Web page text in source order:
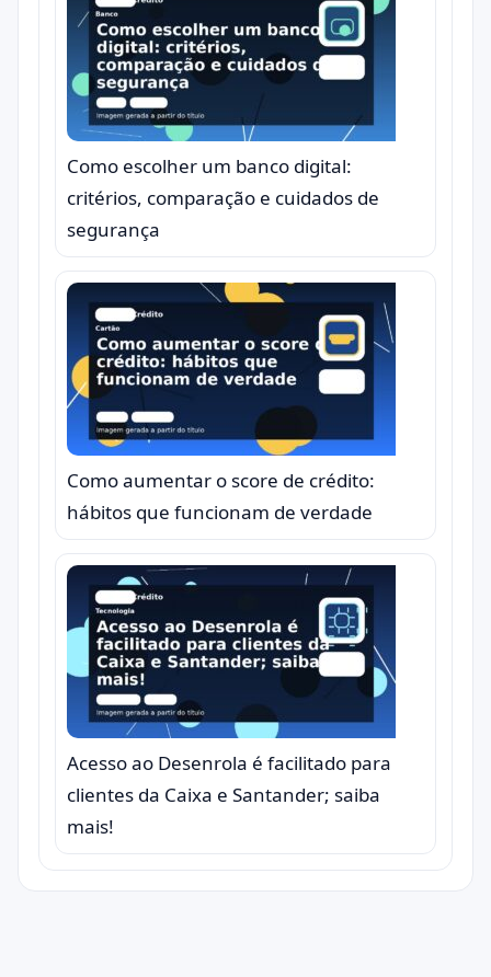
Como escolher um banco digital:
critérios, comparação e cuidados de
segurança
Como aumentar o score de crédito:
hábitos que funcionam de verdade
Acesso ao Desenrola é facilitado para
clientes da Caixa e Santander; saiba
mais!